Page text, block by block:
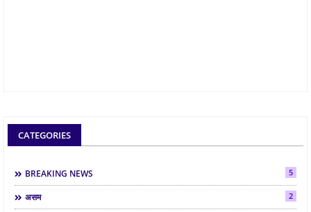
CATEGORIES
BREAKING NEWS 5
असम 2